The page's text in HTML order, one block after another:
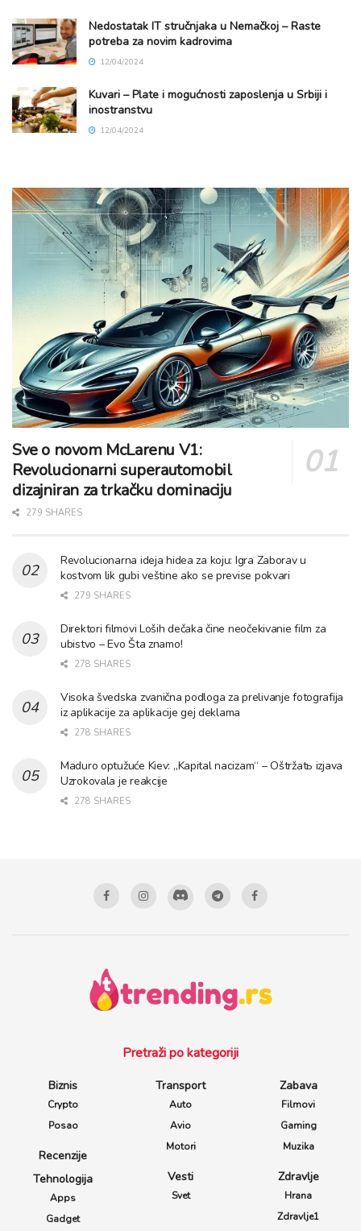
Nedostatak IT stručnjaka u Nemačkoj – Raste
potreba za novim kadrovima
12/04/2024
Kuvari – Plate i mogućnosti zaposlenja u Srbiji i
inostranstvu
12/04/2024
Sve o novom McLarenu V1:
Revolucionarni superautomobil
dizajniran za trkačku dominaciju
279 SHARES
Revolucionarna ideja hidea za koju: Igra Zaborav u
kostvom lik gubi veštine ako se previse pokvari
279 SHARES
Direktori filmovi Loših dečaka čine neočekivanie film za
ubistvo – Evo Šta znamo!
278 SHARES
Visoka švedska zvanična podloga za prelivanje fotografija
iz aplikacije za aplikacije gej deklama
278 SHARES
Maduro optužuće Kiev: „Kapital nacizam“ – Oštržatь izjava
Uzrokovala je reakcije
278 SHARES
Pretraži po kategoriji
Biznis
Crypto
Posao
Recenzije
Tehnologija
Apps
Gadget
Transport
Auto
Avio
Motori
Vesti
Svet
Zabava
Filmovi
Gaming
Muzika
Zdravlje
Hrana
Zdravlje1